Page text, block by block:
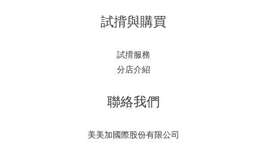
試揹與購買
試揹服務
分店介紹
聯絡我們
美美加國際股份有限公司